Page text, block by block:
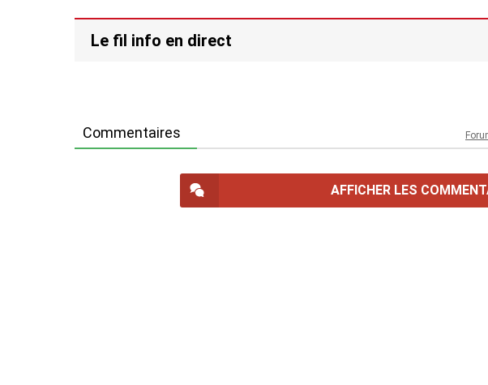
Le fil info en direct
Commentaires
AFFICHER LES